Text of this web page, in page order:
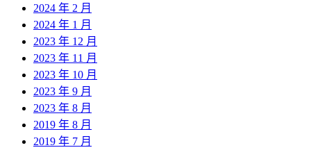
2024 年 2 月
2024 年 1 月
2023 年 12 月
2023 年 11 月
2023 年 10 月
2023 年 9 月
2023 年 8 月
2019 年 8 月
2019 年 7 月